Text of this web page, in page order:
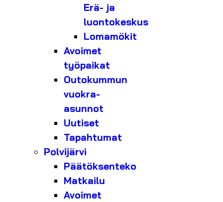
Erä- ja
luontokeskus
Lomamökit
Avoimet
työpaikat
Outokummun
vuokra-
asunnot
Uutiset
Tapahtumat
Polvijärvi
Päätöksenteko
Matkailu
Avoimet